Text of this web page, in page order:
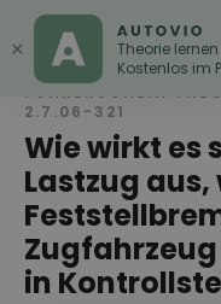
Wie wirkt es
Lastzug
in
FÜHRERSCHEIN
2.7.06-321
× AUTOVIO
Theorie lernen
Kostenlos im